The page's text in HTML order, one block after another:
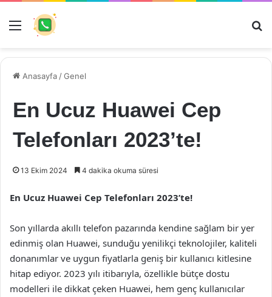
Menü
Anasayfa /Genel
En Ucuz Huawei Cep
Telefonları 2023’te!
13 Ekim 2024 4 dakika okuma süresi
En Ucuz Huawei Cep Telefonları 2023’te!
Son yıllarda akıllı telefon pazarında kendine sağlam bir yer
edinmiş olan Huawei, sunduğu yenilikçi teknolojiler, kaliteli
donanımlar ve uygun fiyatlarla geniş bir kullanıcı kitlesine
hitap ediyor. 2023 yılı itibarıyla, özellikle bütçe dostu
modelleri ile dikkat çeken Huawei, hem genç kullanıcılar